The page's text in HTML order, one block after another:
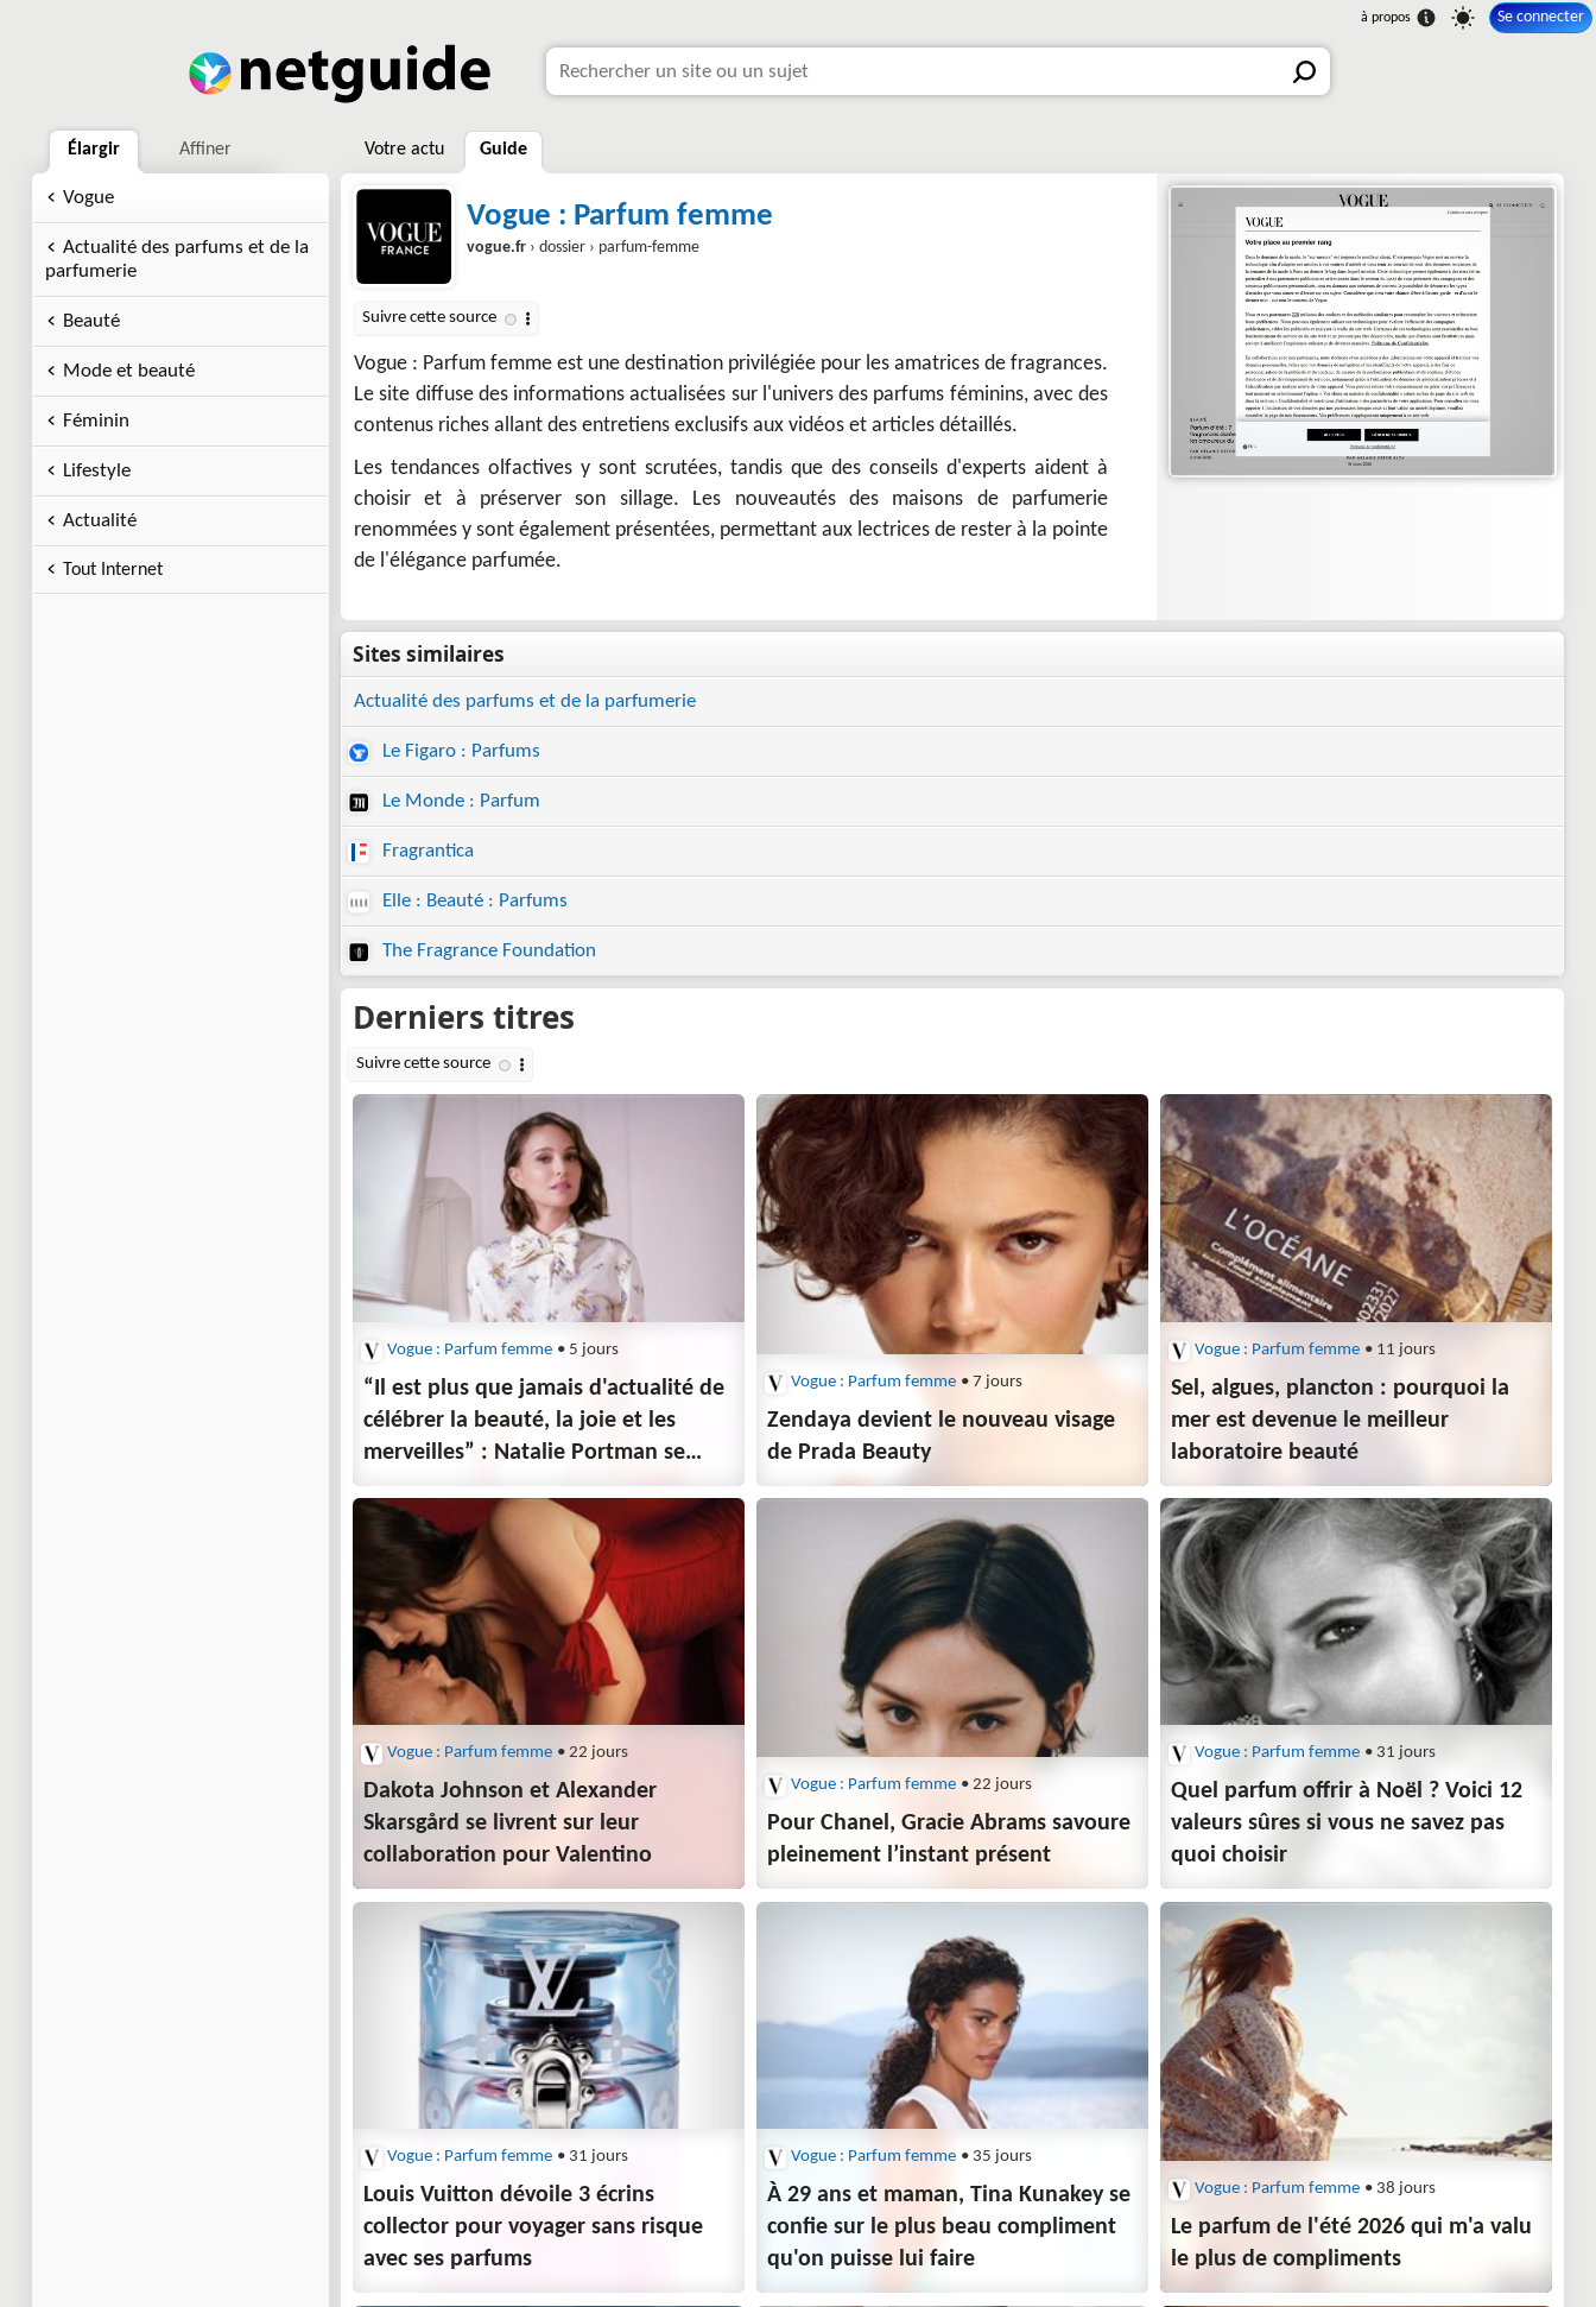
Se connecter
Élargir Affiner
Vogue
Actualité des parfums et de la
parfumerie
Beauté
Mode et beauté
Féminin
Lifestyle
Actualité
Tout Internet
Votre actu Guide
Vogue : Parfum femme
vogue.fr › dossier › parfum-femme
Vogue : Parfum femme est une destination privilégiée pour les amatrices de fragrances.
Le site diffuse des informations actualisées sur l'univers des parfums féminins, avec des
contenus riches allant des entretiens exclusifs aux vidéos et articles détaillés.
Les tendances olfactives y sont scrutées, tandis que des conseils d'experts aident à
choisir et à préserver son sillage. Les nouveautés des maisons de parfumerie
renommées y sont également présentées, permettant aux lectrices de rester à la pointe
de l'élégance parfumée.
Actualité des parfums et de la parfumerie
Le Figaro : Parfums
Le Monde : Parfum
Fragrantica
Elle : Beauté : Parfums
The Fragrance Foundation
Vogue : Parfum femme • 5 jours
“Il est plus que jamais d'actualité de
célébrer la beauté, la joie et les
merveilles” : Natalie Portman se
livre sur sa vision du parfum Miss
Dior, sur notre époque et sur l'avenir
Vogue : Parfum femme • 7 jours
Zendaya devient le nouveau visage
de Prada Beauty
Vogue : Parfum femme • 11 jours
Sel, algues, plancton : pourquoi la
mer est devenue le meilleur
laboratoire beauté
Vogue : Parfum femme • 22 jours
Dakota Johnson et Alexander
Skarsgård se livrent sur leur
collaboration pour Valentino
Vogue : Parfum femme • 22 jours
Pour Chanel, Gracie Abrams savoure
pleinement l’instant présent
Vogue : Parfum femme • 31 jours
Quel parfum offrir à Noël ? Voici 12
valeurs sûres si vous ne savez pas
quoi choisir
Vogue : Parfum femme • 31 jours
Louis Vuitton dévoile 3 écrins
collector pour voyager sans risque
avec ses parfums
Vogue : Parfum femme • 35 jours
À 29 ans et maman, Tina Kunakey se
confie sur le plus beau compliment
qu'on puisse lui faire
Vogue : Parfum femme • 38 jours
Le parfum de l'été 2026 qui m'a valu
le plus de compliments